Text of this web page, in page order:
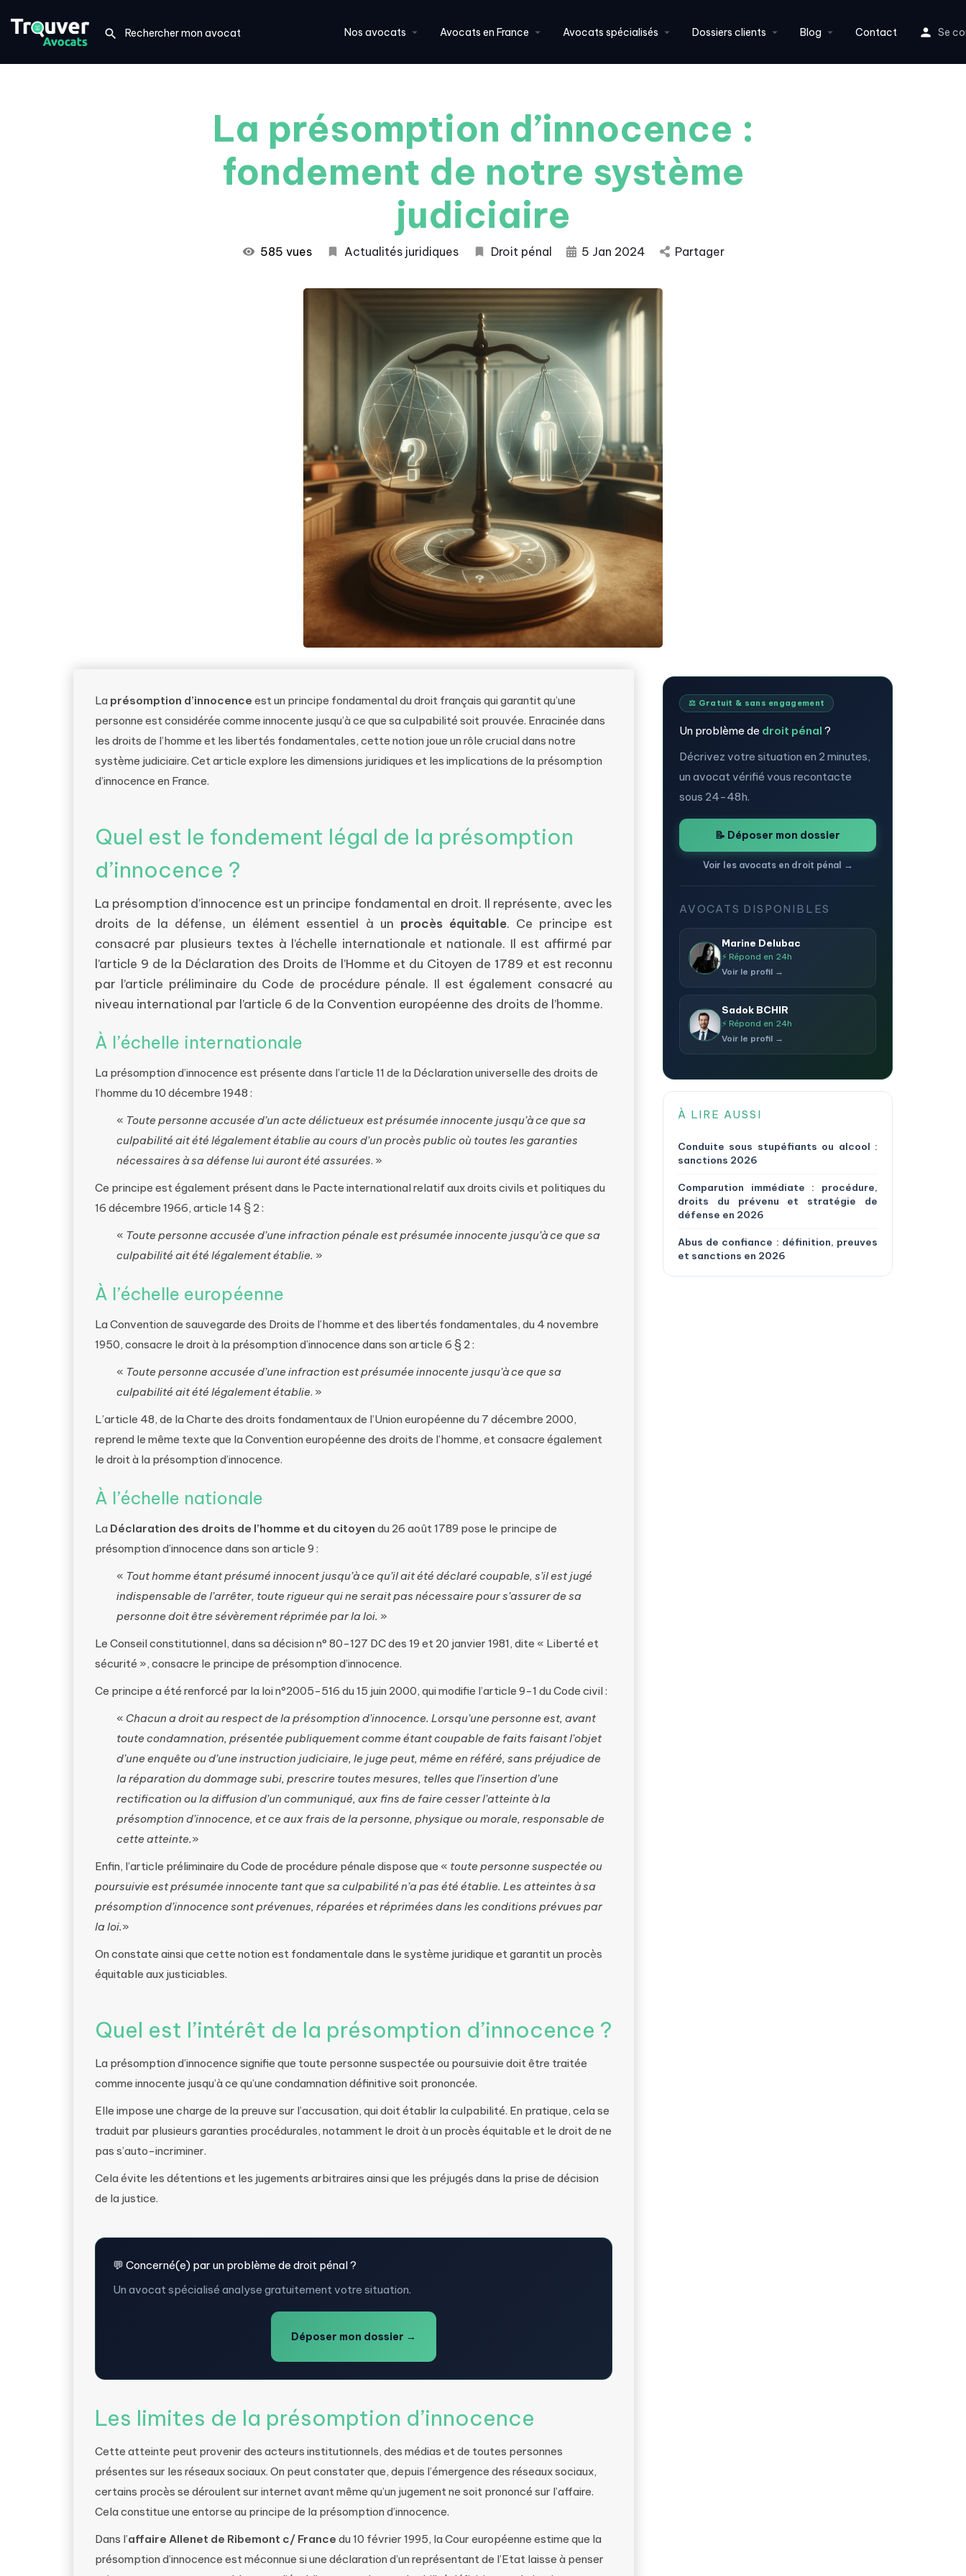
Nos avocats Avocats en France Avocats spécialisés Dossiers clients Blog Contact Se
La présomption d’innocence :
fondement de notre système
judiciaire
585 vues Actualités juridiques Droit pénal 5 Jan 2024 Partager
La présomption d’innocence est un principe fondamental du droit français qui garantit qu’une
personne est considérée comme innocente jusqu’à ce que sa culpabilité soit prouvée. Enracinée dans
les droits de l’homme et les libertés fondamentales, cette notion joue un rôle crucial dans notre
système judiciaire. Cet article explore les dimensions juridiques et les implications de la présomption
d’innocence en France.
Quel est le fondement légal de la présomption
d’innocence ?
La présomption d’innocence est un principe fondamental en droit. Il représente, avec les
droits de la défense, un élément essentiel à un procès équitable. Ce principe est
consacré par plusieurs textes à l’échelle internationale et nationale. Il est affirmé par
l’article 9 de la Déclaration des Droits de l’Homme et du Citoyen de 1789 et est reconnu
par l’article préliminaire du Code de procédure pénale. Il est également consacré au
niveau international par l’article 6 de la Convention européenne des droits de l’homme.
À l’échelle internationale
La présomption d’innocence est présente dans l’article 11 de la Déclaration universelle des droits de
l’homme du 10 décembre 1948 :
« Toute personne accusée d’un acte délictueux est présumée innocente jusqu’à ce que sa
culpabilité ait été légalement établie au cours d’un procès public où toutes les garanties
nécessaires à sa défense lui auront été assurées. »
Ce principe est également présent dans le Pacte international relatif aux droits civils et politiques du
16 décembre 1966, article 14 § 2 :
« Toute personne accusée d’une infraction pénale est présumée innocente jusqu’à ce que sa
culpabilité ait été légalement établie. »
À l’échelle européenne
La Convention de sauvegarde des Droits de l’homme et des libertés fondamentales, du 4 novembre
1950, consacre le droit à la présomption d’innocence dans son article 6 § 2 :
« Toute personne accusée d’une infraction est présumée innocente jusqu’à ce que sa
culpabilité ait été légalement établie. »
L’article 48, de la Charte des droits fondamentaux de l’Union européenne du 7 décembre 2000,
reprend le même texte que la Convention européenne des droits de l’homme, et consacre également
le droit à la présomption d’innocence.
À l’échelle nationale
La Déclaration des droits de l’homme et du citoyen du 26 août 1789 pose le principe de
présomption d’innocence dans son article 9 :
« Tout homme étant présumé innocent jusqu’à ce qu’il ait été déclaré coupable, s’il est jugé
indispensable de l’arrêter, toute rigueur qui ne serait pas nécessaire pour s’assurer de sa
personne doit être sévèrement réprimée par la loi. »
Le Conseil constitutionnel, dans sa décision n° 80-127 DC des 19 et 20 janvier 1981, dite « Liberté et
sécurité », consacre le principe de présomption d’innocence.
Ce principe a été renforcé par la loi n°2005-516 du 15 juin 2000, qui modifie l’article 9-1 du Code civil :
« Chacun a droit au respect de la présomption d’innocence. Lorsqu’une personne est, avant
toute condamnation, présentée publiquement comme étant coupable de faits faisant l’objet
d’une enquête ou d’une instruction judiciaire, le juge peut, même en référé, sans préjudice de
la réparation du dommage subi, prescrire toutes mesures, telles que l’insertion d’une
rectification ou la diffusion d’un communiqué, aux fins de faire cesser l’atteinte à la
présomption d’innocence, et ce aux frais de la personne, physique ou morale, responsable de
cette atteinte.»
Enfin, l’article préliminaire du Code de procédure pénale dispose que « toute personne suspectée ou
poursuivie est présumée innocente tant que sa culpabilité n’a pas été établie. Les atteintes à sa
présomption d’innocence sont prévenues, réparées et réprimées dans les conditions prévues par
la loi.»
On constate ainsi que cette notion est fondamentale dans le système juridique et garantit un procès
équitable aux justiciables.
Quel est l’intérêt de la présomption d’innocence ?
La présomption d’innocence signifie que toute personne suspectée ou poursuivie doit être traitée
comme innocente jusqu’à ce qu’une condamnation définitive soit prononcée.
Elle impose une charge de la preuve sur l’accusation, qui doit établir la culpabilité. En pratique, cela se
traduit par plusieurs garanties procédurales, notamment le droit à un procès équitable et le droit de ne
pas s’auto-incriminer.
Cela évite les détentions et les jugements arbitraires ainsi que les préjugés dans la prise de décision
de la justice.
💬 Concerné(e) par un problème de droit pénal ?
Un avocat spécialisé analyse gratuitement votre situation.
Déposer mon dossier →
Les limites de la présomption d’innocence
Cette atteinte peut provenir des acteurs institutionnels, des médias et de toutes personnes
présentes sur les réseaux sociaux. On peut constater que, depuis l’émergence des réseaux sociaux,
certains procès se déroulent sur internet avant même qu’un jugement ne soit prononcé sur l’affaire.
Cela constitue une entorse au principe de la présomption d’innocence.
Dans l’affaire Allenet de Ribemont c/ France du 10 février 1995, la Cour européenne estime que la
présomption d’innocence est méconnue si une déclaration d’un représentant de l’Etat laisse à penser
⚖️ Gratuit & sans engagement
Un problème de droit pénal ?
Décrivez votre situation en 2 minutes,
un avocat vérifié vous recontacte
sous 24-48h.
📝 Déposer mon dossier
Voir les avocats en droit pénal →
AVOCATS DISPONIBLES
Marine Delubac
⚡ Répond en 24h
Voir le profil →
Sadok BCHIR
⚡ Répond en 24h
Voir le profil →
À LIRE AUSSI
Conduite sous stupéfiants ou alcool :
sanctions 2026
Comparution immédiate : procédure,
droits du prévenu et stratégie de
défense en 2026
Abus de confiance : définition, preuves
et sanctions en 2026